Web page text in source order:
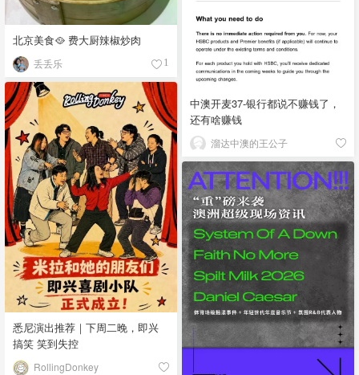
北京美食🥘 费大厨辣椒炒肉
丢丢乐 1
中澳开麦37-银行都说不赚钱了，
还有啥赚钱
溜达中澳的王公子
悉尼演出推荐｜下周二晚，即兴
搞笑 笑到失控
RollingDonkey